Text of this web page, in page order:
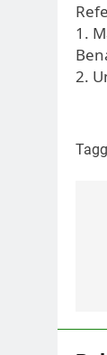
1.
2.